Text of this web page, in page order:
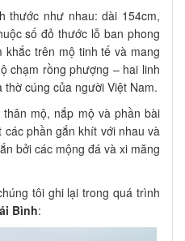
thước như nhau: dài 154cm,
số đỏ thước lỗ ban phong
khắc trên mộ tinh tế và mang
chạm rồng phượng – hai linh
cúng của người Việt Nam.
mộ, nắp mộ và phần bài
phần gắn khít với nhau và
bởi các mộng đá và xi măng
tôi ghi lại trong quá trình
Bình: